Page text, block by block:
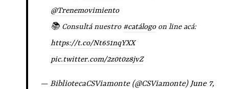
@Trenemovimiento
📚 Consultá nuestro #catálogoon line acá:
https://t.co/Nt651nqYXX
pic.twitter.com/2z0t0z8jvZ
— BibliotecaCSViamonte (@CSViamonte) June 7,